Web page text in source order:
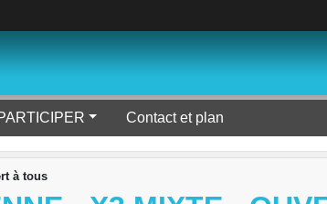
Contact et plan
à tous